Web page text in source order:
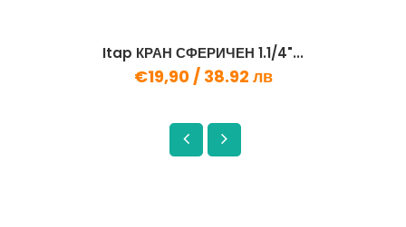
Itap КРАН СФЕРИЧЕН 1.1/4"...
€19,90 / 38.92 лв